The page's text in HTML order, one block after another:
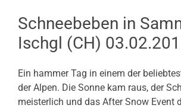
Schneebeben in
Ischgl (CH)
Ein hammer Tag in einem der
der Alpen. Die Sonne kam raus, der
meisterlich und das After Snow Event